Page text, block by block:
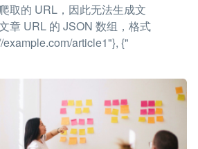
取的 URL，因此无法生成文
章 URL 的 JSON 数组，格式
article1"}, {"